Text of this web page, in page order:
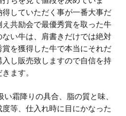
していただく事が一番大事だ
共励会で最優秀賞を取った牛
い牛は、肩書きだけでは絶対
を獲得した牛で本当にそれだ
し販売致しますので自信を持
ます。
霜降りの具合、脂の質と味、
等、仕入れ時に目にかなった